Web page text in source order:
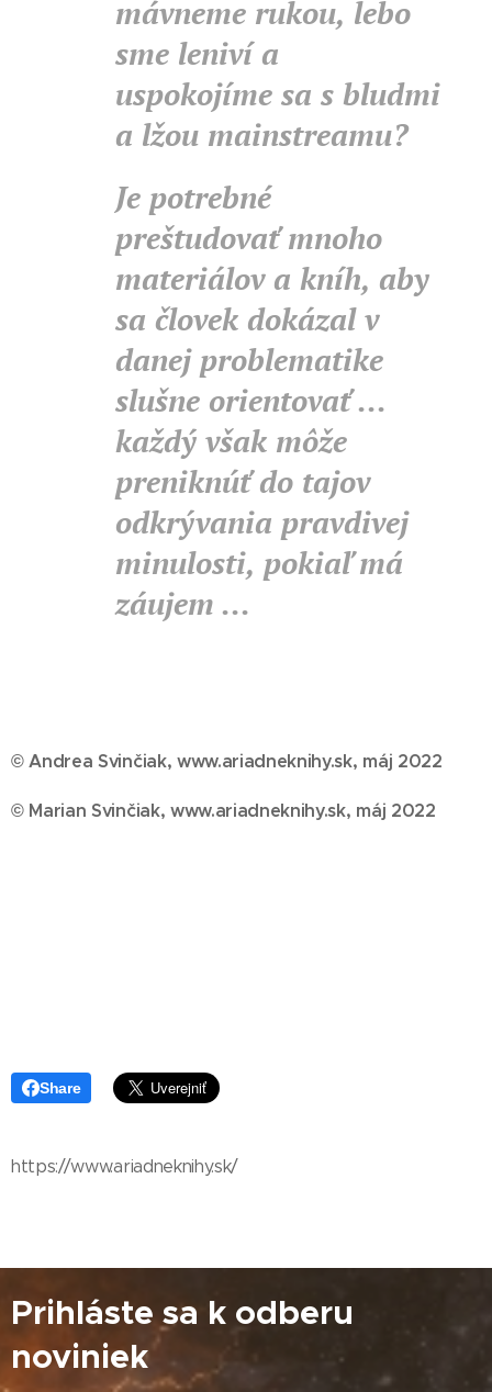
mávneme rukou, lebo
sme leniví a
uspokojíme sa s bludmi
a lžou mainstreamu?
Je potrebné
preštudovať mnoho
materiálov a kníh, aby
sa človek dokázal v
danej problematike
slušne orientovať ...
každý však môže
preniknúť do tajov
odkrývania pravdivej
minulosti, pokiaľ má
záujem ...
© Andrea Svinčiak, www.ariadneknihy.sk, máj 2022
© Marian Svinčiak, www.ariadneknihy.sk, máj 2022
Share
https://www.ariadneknihy.sk/
Prihláste sa k odberu
noviniek